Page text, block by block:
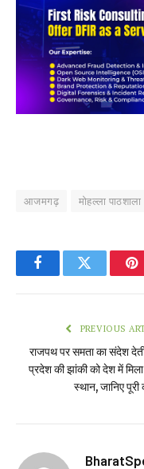
आजमगढ़ मोहल्ला पाठशाला
FacebookTwitter
PREVIOUS
राजपथ पर समता का संदेश
प्रदेश की झांकी को देश में
स्थान, जानिए पूरी